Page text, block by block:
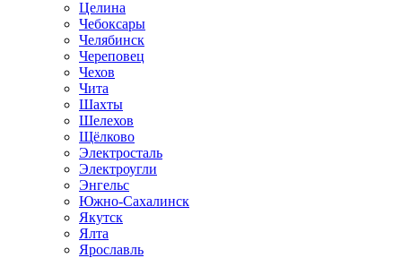
Целина
Чебоксары
Челябинск
Череповец
Чехов
Чита
Шахты
Шелехов
Щёлково
Электросталь
Электроугли
Энгельс
Южно-Сахалинск
Якутск
Ялта
Ярославль